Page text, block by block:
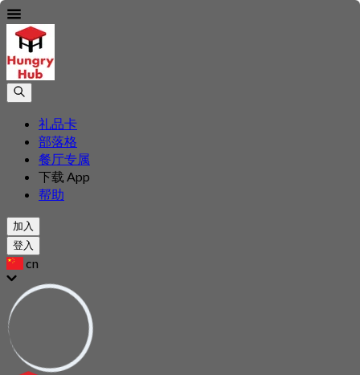
礼品卡
部落格
餐厅专属
下载 App
帮助
加入
登入
cn